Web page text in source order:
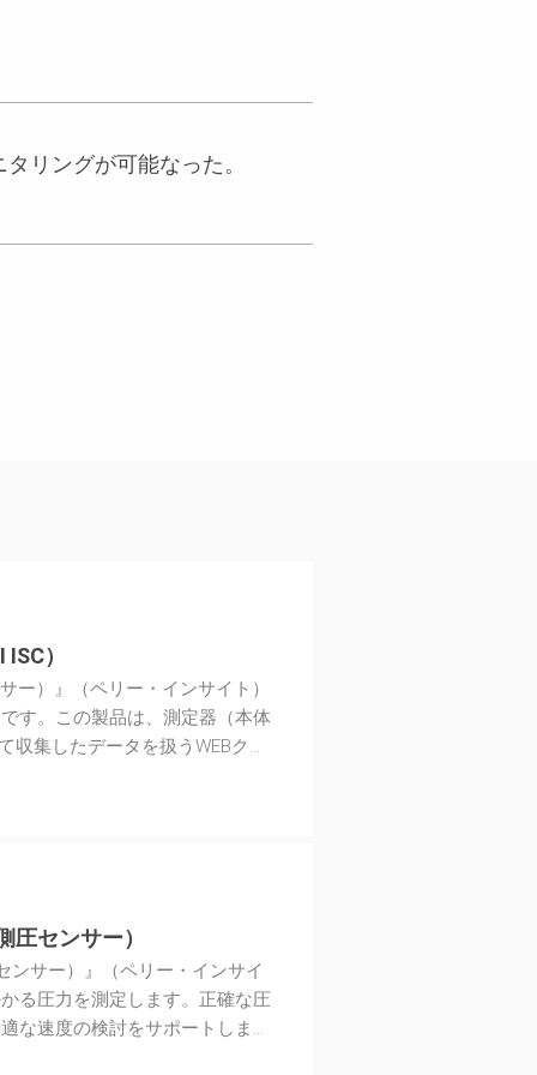
リングが可能なった。
）
ー）』（ペリー・インサイト）
す。この製品は、測定器（本体
集したデータを扱うWEBクラ
圧センサー）
ンサー）』（ペリー・インサイ
る圧力を測定します。正確な圧
な速度の検討をサポートしま